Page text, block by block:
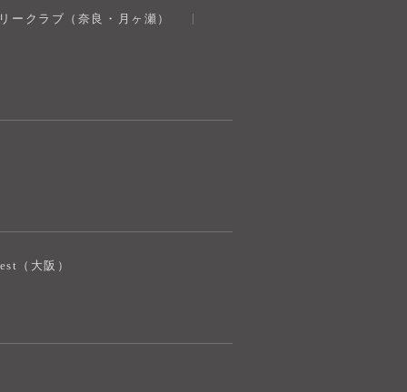
ークラブ（奈良・月ヶ瀬）
（大阪）